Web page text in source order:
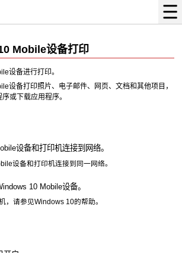
Mobile设备打印
设备进行打印。
设备打印照片、电子邮件、网页、文档和其他项目，
或下载应用程序。
设备和打印机连接到网络。
设备和打印机连接到同一网络。
10 Mobile设备。
，请参见Windows 10的帮助。